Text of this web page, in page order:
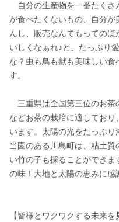
自分の生産物を一番たくさ
が食べたくないもの、自分
んし、販売なんてもっての
いしくなぁれ♪と、たっぷり
な？虫も鳥も獣も美味しい
す。
三重県は全国第三位のお茶
などお茶の栽培に適してお
います。太陽の光をたっぷり
当園のある川島町は、粘土
い竹の子も採ることができ
の味！大地と太陽の恵みに感
【皆様とワクワクする未来を